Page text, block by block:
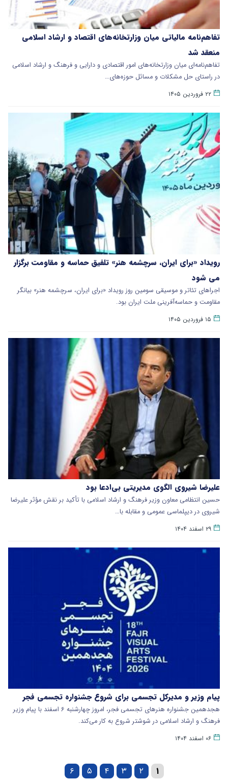
تفاهم‌نامه مالیاتی میان وزارتخانه‌‎های اقتصاد و ارشاد اسلامی
منعقد شد
تفاهم‌نامه‌ای میان وزارتخانه‎‌های امور اقتصادی و دارایی و فرهنگ و ارشاد اسلامی
در راستای حل مشکلات و مسائل حوزه‌‎های…
۲۲ فروردین ۱۴۰۵
رویداد «برای ایران، سرچشمه هنر» تلفیق حماسه و مقاومت برگزار
می شود
اجراهای تئاتر و موسیقی سومین روز رویداد «برای ایران، سرچشمه هنر» بیانگر
مقاومت و حماسه‌آفرینی ملت ایران بود.
۱۵ فروردین ۱۴۰۵
علیرضا شیروی الگوی مدیریتی بی‌ادعا بود
حسین انتظامی معاون وزیر فرهنگ و ارشاد اسلامی با تأکید بر نقش مؤثر علیرضا
شیروی در دیپلماسی عمومی و مقابله با…
۲۹ اسفند ۱۴۰۴
پیام وزیر و مدیرکل تجسمی برای شروع جشنواره تجسمی فجر
هجدهمین جشنواره هنرهای تجسمی فجر، امروز چهارشنبه ۶ اسفند با پیام وزیر
فرهنگ و ارشاد اسلامی در شوشتر شروع به کار می‌کند.
۰۶ اسفند ۱۴۰۴
۱ ۲ ۳ ۴ ۵ ۶